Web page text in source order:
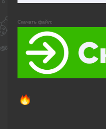
Скачать файл: